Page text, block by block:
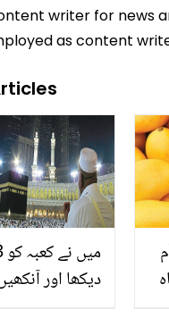
writer for news
as content
دیکھا اور